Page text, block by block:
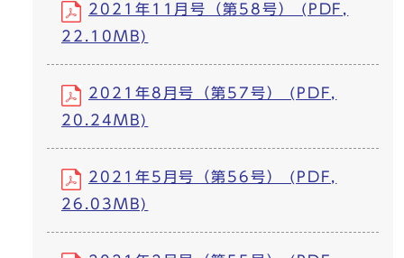
2021年11月号（第58号） (PDF,
22.10MB)
2021年8月号（第57号） (PDF,
20.24MB)
2021年5月号（第56号） (PDF,
26.03MB)